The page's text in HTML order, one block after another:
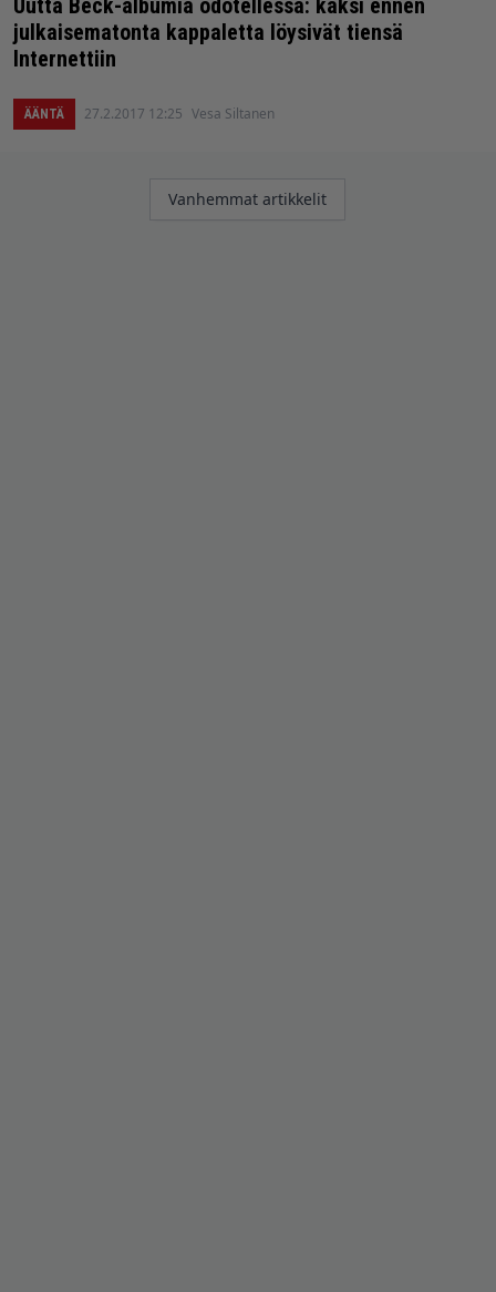
julkaisematonta kappaletta löysivät tiensä
Internettiin
ÄÄNTÄ 27.2.2017 12:25 Vesa Siltanen
Artikkelien
Vanhemmat artikkelit